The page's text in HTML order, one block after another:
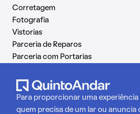
Corretagem
Fotografia
Vistorias
Parceria de Reparos
Parceria com Portarias
Para proporcionar uma
quem precisa de um lar ou anuncia